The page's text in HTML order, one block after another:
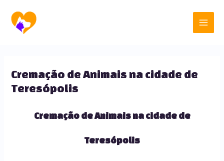
para
conteúdo
Main
Cremação de Animais na cidade de
Teresópolis
Cremação de Animais na cidade de
Teresópolis